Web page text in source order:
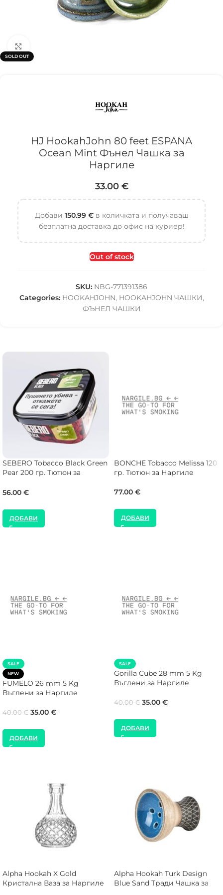
SOLD OUT
HJ HookahJohn 80 feet ESPANA
Ocean Mint Фънел Чашка за
Наргиле
33.00 €
Добави 150.99 €в количката и получаваш
безплатна доставка до офис на куриер!
Out of stock
SKU: NBG-771391386
Categories: HOOKAHJOHN, HOOKAHJOHN ЧАШКИ,
ФЪНЕЛ ЧАШКИ
SEBERO Tobacco Black Green
Pear 200 гр. Тютюн за
56.00 €
ДОБАВИ
BONCHE Tobacco Melissa 120
гр. Тютюн за Наргиле
77.00 €
ДОБАВИ
SALE
NEW
FUMELO 26 mm 5 Kg
Въглени за Наргиле
40.00€ 35.00 €
ДОБАВИ
SALE
Gorilla Cube 28 mm 5 Kg
Въглени за Наргиле
40.00€ 35.00 €
ДОБАВИ
Alpha Hookah X Gold
Кристална Ваза за Наргиле
Alpha Hookah Turk Design
Blue Sand Тради Чашка за